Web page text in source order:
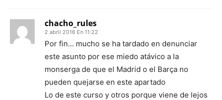
chacho_rules
2 abril 2016 En 11:22
Por fin… mucho se ha tardado en denunciar
este asunto por ese miedo atávico a la
monserga de que el Madrid o el Barça no
pueden quejarse en este apartado
Lo de este curso y otros porque viene de lejos